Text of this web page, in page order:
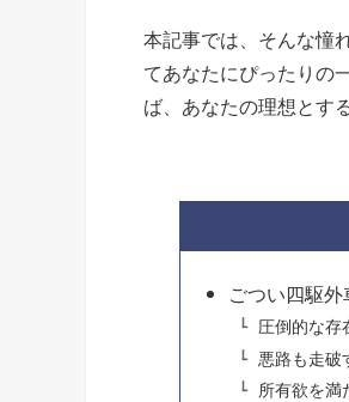
本記事では、そんな憧
てあなたにぴったりの
ば、あなたの理想とす
ごつい四駆外
圧倒的な存
悪路も走破
所有欲を満